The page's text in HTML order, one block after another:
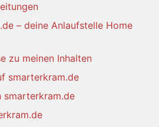
– deine Anlaufstelle Home
zu meinen Inhalten
smarterkram.de
smarterkram.de